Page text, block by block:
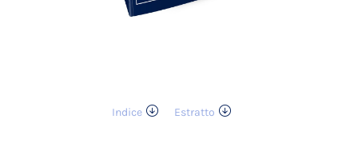
Indice
Estratto